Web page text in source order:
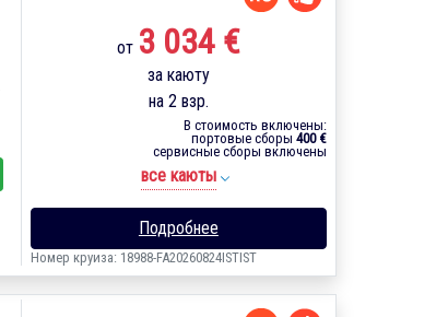
от 3 034 €
за каюту
на 2 взр.
В стоимость включены:
портовые сборы 400 €
сервисные сборы включены
все каюты
Подробнее
Номер круиза: 18988-FA20260824ISTIST